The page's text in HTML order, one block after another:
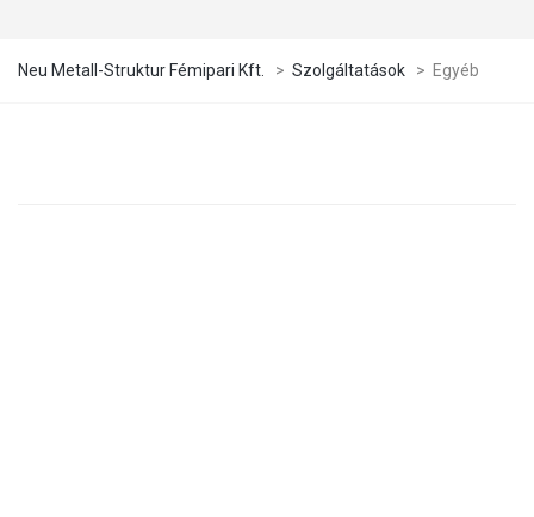
Neu Metall-Struktur Fémipari Kft. > Szolgáltatások > Egyéb